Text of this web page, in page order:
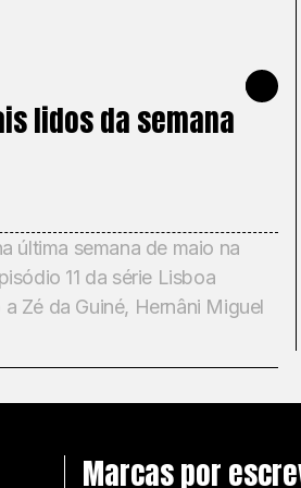
31 DE
lidos da semana
última semana de maio na
11 da série Lisboa
Zé da Guiné, Hernâni Miguel
Marcas por